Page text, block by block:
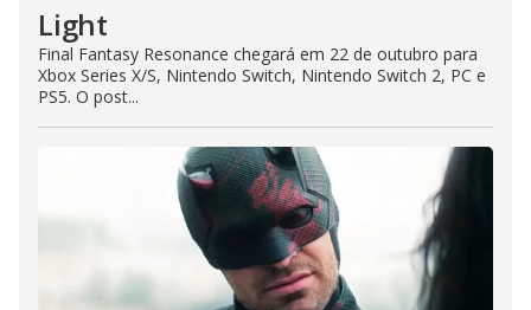
Light
Final Fantasy Resonance chegará em 22 de outubro para
Xbox Series X/S, Nintendo Switch, Nintendo Switch 2, PC e
PS5. O post...